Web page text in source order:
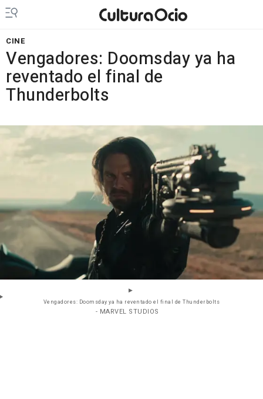
CINE
Vengadores: Doomsday ya ha
reventado el final de
Thunderbolts
Vengadores: Doomsday ya ha reventado el final de Thunderbolts
- MARVEL STUDIOS